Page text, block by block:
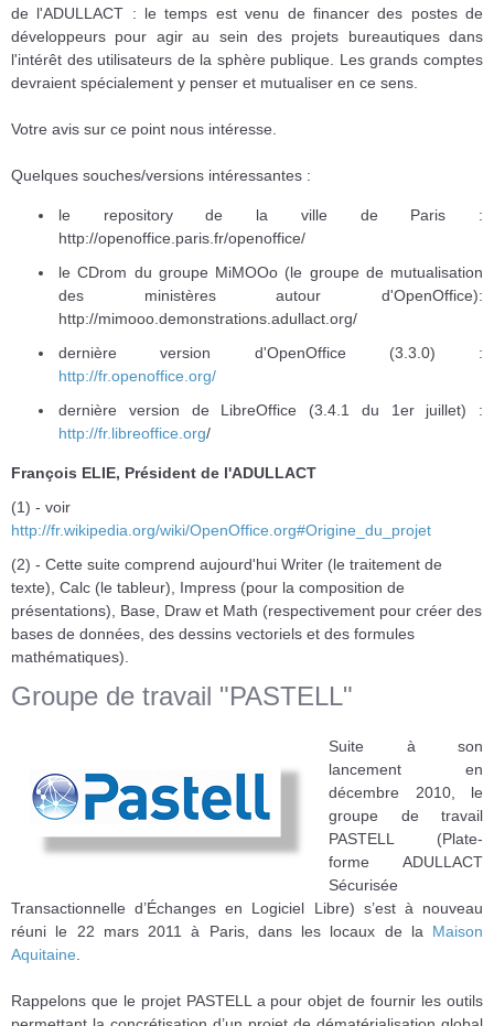
de l'ADULLACT : le temps est venu de financer des postes de
développeurs pour agir au sein des projets bureautiques dans
l'intérêt des utilisateurs de la sphère publique. Les grands comptes
devraient spécialement y penser et mutualiser en ce sens.
Votre avis sur ce point nous intéresse.
Quelques souches/versions intéressantes :
le repository de la ville de Paris :
http://openoffice.paris.fr/openoffice/
le CDrom du groupe MiMOOo (le groupe de mutualisation
des ministères autour d'OpenOffice):
http://mimooo.demonstrations.adullact.org/
dernière version d'OpenOffice (3.3.0) :
http://fr.openoffice.org/
dernière version de LibreOffice (3.4.1 du 1er juillet) :
http://fr.libreoffice.org/
François ELIE, Président de l'ADULLACT
(1) - voir
http://fr.wikipedia.org/wiki/OpenOffice.org#Origine_du_projet
(2) - Cette suite comprend aujourd'hui Writer (le traitement de
texte), Calc (le tableur), Impress (pour la composition de
présentations), Base, Draw et Math (respectivement pour créer des
bases de données, des dessins vectoriels et des formules
mathématiques).
Groupe de travail "PASTELL"
Suite à son
lancement en
décembre 2010, le
groupe de travail
PASTELL (Plate-
forme ADULLACT
Sécurisée
Transactionnelle d’Échanges en Logiciel Libre) s’est à nouveau
réuni le 22 mars 2011 à Paris, dans les locaux de la Maison
Aquitaine
Rappelons que le projet PASTELL a pour objet de fournir les outils